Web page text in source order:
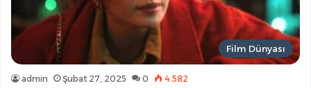
Film Dünyası
admin Şubat 27, 2025 0 4.582